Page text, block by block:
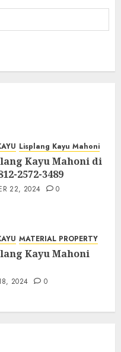
Lisplang Kayu Mahoni
Kayu Mahoni di
2572-3489
22, 2024 0
MATERIAL PROPERTY
Kayu Mahoni
2024 0